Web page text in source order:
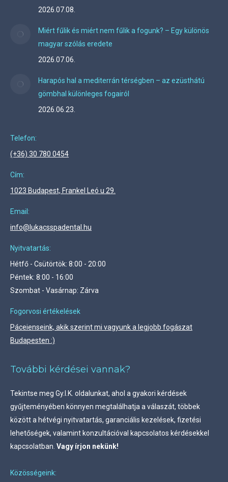
2026.07.08.
Miért fűlik és miért nem fűlik a fogunk? – Egy különös
magyar szólás eredete
2026.07.06.
Harapós hal a mediterrán térségben – az ezüsthátú
gömbhal különleges fogairól
2026.06.23.
Telefon:
(+36) 30 780 0454
Cím:
1023 Budapest, Frankel Leó u 29.
Email:
info@lukacsspadental.hu
Nyitvatartás:
Hétfő - Csütörtök: 8:00 - 20:00
Péntek: 8:00 - 16:00
Szombat - Vasárnap: Zárva
Fogorvosi értékelések
Páceienseink, akik szerint mi vagyunk a legjobb fogászat
Budapesten :)
További kérdései vannak?
Tekintse meg Gy.I.K. oldalunkat, ahol a gyakori kérdések
gyűjteményében könnyen megtalálhatja a válaszát, többek
között a hétvégi nyitvatartás, garanciális kezelések, fizetési
lehetőségek, valamint konzultációval kapcsolatos kérdésekkel
kapcsolatban. Vagy írjon nekünk!
Közösségeink: